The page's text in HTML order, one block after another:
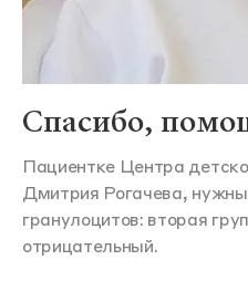
Спасибо,
Пациентке Центра
Дмитрия Рогачева,
гранулоцитов: вторая
отрицательный.